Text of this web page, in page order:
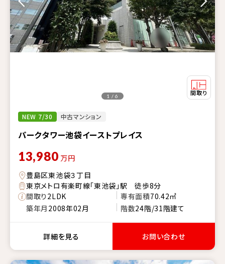
NEW 7/30 中古マンション
パークタワー池袋イーストプレイス
1 / 6
13,980 万円
豊島区東池袋３丁目
東京メトロ有楽町線「東池袋」駅 徒歩8分
間取り2LDK 専有面積70.42㎡
築年月 2008年02月 階数24階/31階建て
詳細を見る お問い合わせ